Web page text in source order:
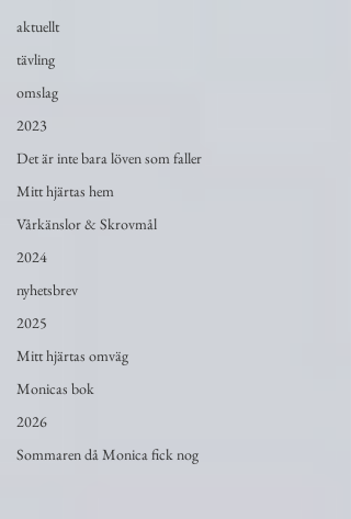
aktuellt
tävling
omslag
2023
Det är inte bara löven som faller
Mitt hjärtas hem
Vårkänslor & Skrovmål
2024
nyhetsbrev
2025
Mitt hjärtas omväg
Monicas bok
2026
Sommaren då Monica fick nog